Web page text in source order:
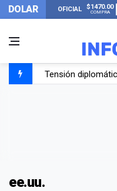
DOLAR OFICIAL $1470.00
COMPRA
Tensión
ee.uu.